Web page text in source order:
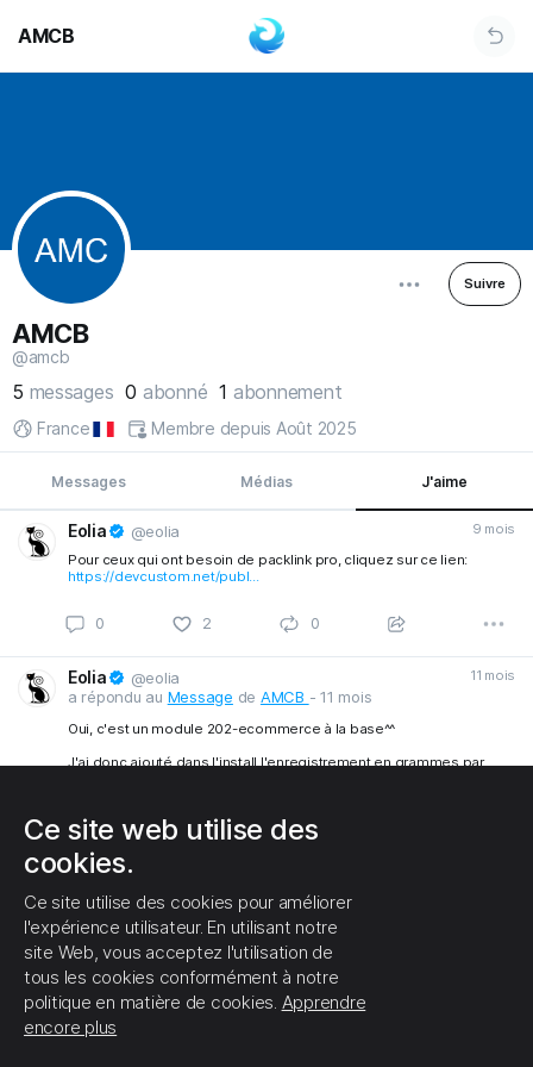
AMCB
Suivre
AMCB
@amcb
5 messages 0 abonné 1 abonnement
France Membre depuis Août 2025
Messages Médias J'aime
Eolia @eolia
9 mois
Pour ceux qui ont besoin de packlink pro, cliquez sur ce lien:
https://devcustom.net/publ...
0 2 0
Eolia @eolia 11 mois
a répondu au Message de AMCB - 11 mois
Oui, c'est un module 202-ecommerce à la base^^
J'ai donc ajouté dans l'install l'enregistrement en grammes par
1 1
Eolia @eolia
a répondu au Message de
Ah, pas encore debugué celui-là^^
Ce site web utilise des
cookies.
Ce site utilise des cookies pour améliorer
l'expérience utilisateur. En utilisant notre
site Web, vous acceptez l'utilisation de
tous les cookies conformément à notre
politique en matière de cookies. Apprendre
encore plus